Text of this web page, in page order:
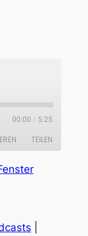
00:00 / 5:25
TEILEN